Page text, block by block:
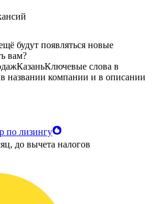
будут появляться новые
вам?
КазаньКлючевые слова в
названии компании и в описании
по лизингу
до вычета налогов